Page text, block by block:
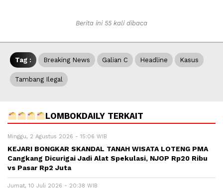
Berita ini 55 kali dibaca
Tag : Breaking News Galian C Headline Kasus
Tambang Ilegal
LOMBOKDAILY TERKAIT
Minggu, 2 Agustus 2026 - 15:06 WIB
KEJARI BONGKAR SKANDAL TANAH WISATA LOTENG PMA
Cangkang Dicurigai Jadi Alat Spekulasi, NJOP Rp20 Ribu
vs Pasar Rp2 Juta
Jumat, 10 Juli 2026 - 20:38 WIB